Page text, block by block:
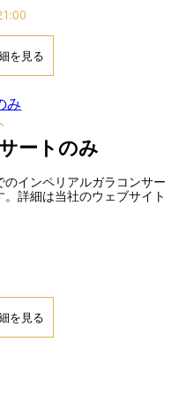
を見る
ートのみ
インペリアルガラコンサー
詳細は当社のウェブサイト
を見る